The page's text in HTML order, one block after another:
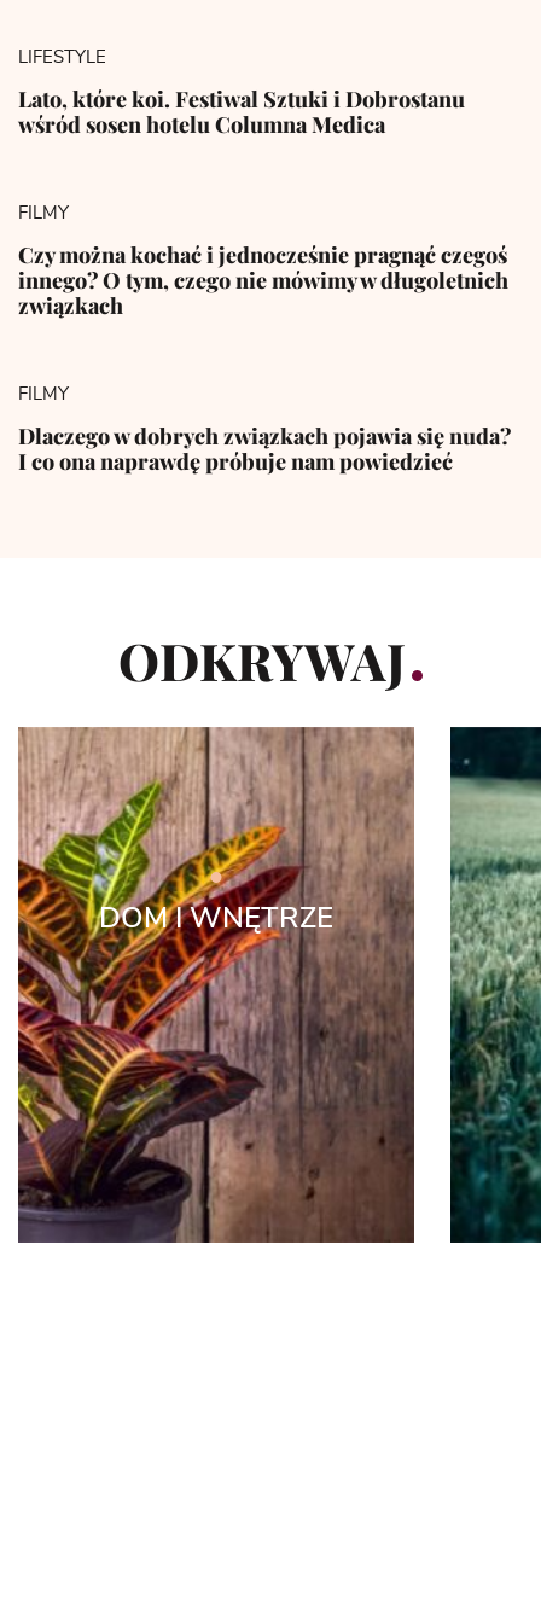
LIFESTYLE
Lato, które koi. Festiwal Sztuki i Dobrostanu
wśród sosen hotelu Columna Medica
FILMY
Czy można kochać i jednocześnie pragnąć czegoś
innego? O tym, czego nie mówimy w długoletnich
związkach
FILMY
Dlaczego w dobrych związkach pojawia się nuda?
I co ona naprawdę próbuje nam powiedzieć
ODKRYWAJ
DOM I WNĘTRZE